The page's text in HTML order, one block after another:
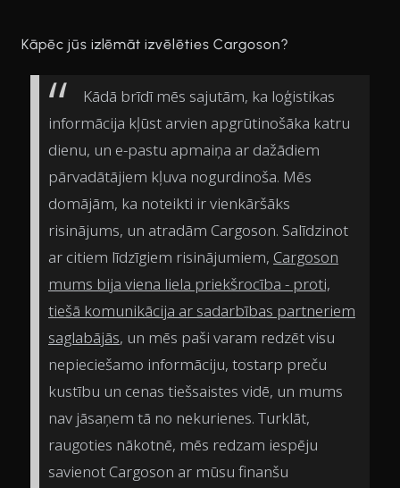
Kāpēc jūs izlēmāt izvēlēties Cargoson?
Kādā brīdī mēs sajutām, ka loģistikas
informācija kļūst arvien apgrūtinošāka katru
dienu, un e-pastu apmaiņa ar dažādiem
pārvadātājiem kļuva nogurdinoša. Mēs
domājām, ka noteikti ir vienkāršāks
risinājums, un atradām Cargoson. Salīdzinot
ar citiem līdzīgiem risinājumiem, Cargoson
mums bija viena liela priekšrocība - proti,
tiešā komunikācija ar sadarbības partneriem
saglabājās, un mēs paši varam redzēt visu
nepieciešamo informāciju, tostarp preču
kustību un cenas tiešsaistes vidē, un mums
nav jāsaņem tā no nekurienes. Turklāt,
raugoties nākotnē, mēs redzam iespēju
savienot Cargoson ar mūsu finanšu